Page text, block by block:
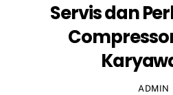
Servis dan
ADMIN